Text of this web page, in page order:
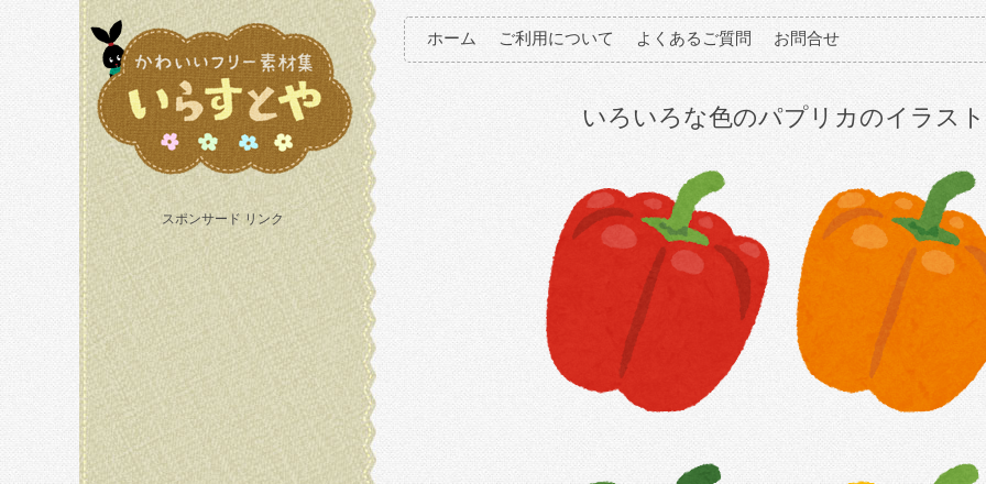
スポンサード リンク
ホーム ご利用について よくあるご質問 お問合せ
いろいろな色のパプリカのイラスト